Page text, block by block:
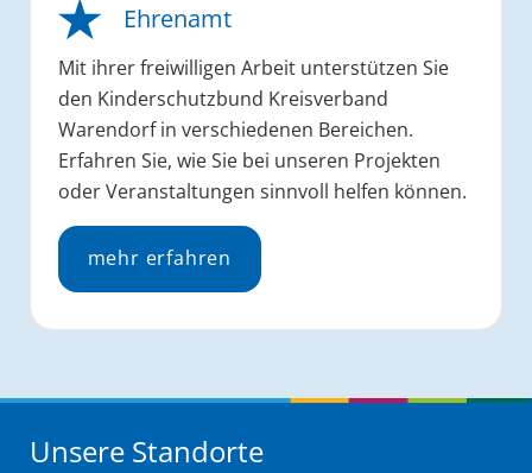
Ehrenamt
Mit ihrer freiwilligen Arbeit unterstützen Sie
den Kinderschutzbund Kreisverband
Warendorf in verschiedenen Bereichen.
Erfahren Sie, wie Sie bei unseren Projekten
oder Veranstaltungen sinnvoll helfen können.
mehr erfahren
Unsere Standorte